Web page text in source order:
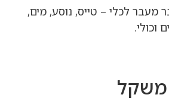
מעבר לכלי – טייס, נוסע, מים,
וכולי.
משקל